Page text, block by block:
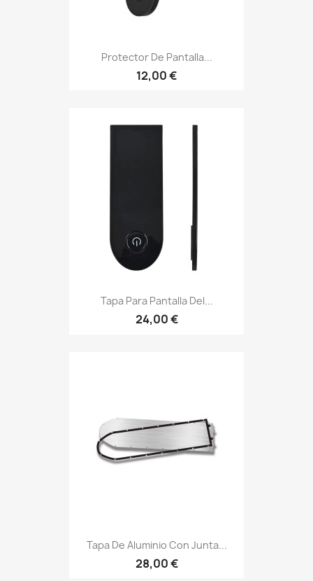
Protector De Pantalla...
12,00 €
Tapa Para Pantalla Del...
24,00 €
Tapa De Aluminio Con Junta...
28,00 €